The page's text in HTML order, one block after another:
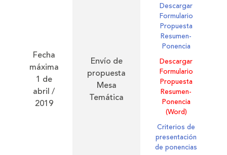
Fecha
máxima
1 de
abril /
2019
Envío de
propuesta
Mesa
Temática
Descargar
Formulario
Propuesta
Resumen-
Ponencia
Descargar
Formulario
Propuesta
Resumen-
Ponencia
(Word)
Criterios de
presentación
de ponencias